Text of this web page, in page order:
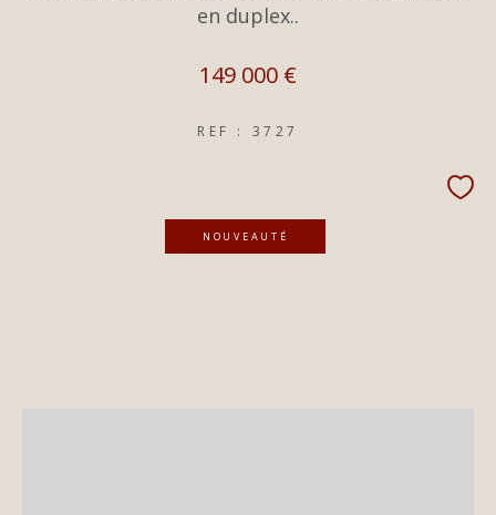
en duplex..
149 000 €
REF : 3727
NOUVEAUTÉ